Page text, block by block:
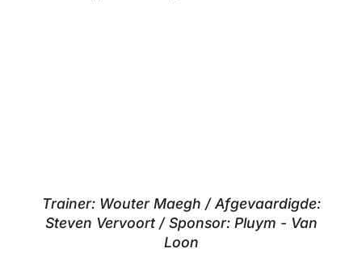
Trainer: Wouter Maegh / Afgevaardigde:
Steven Vervoort / Sponsor: Pluym - Van
Loon